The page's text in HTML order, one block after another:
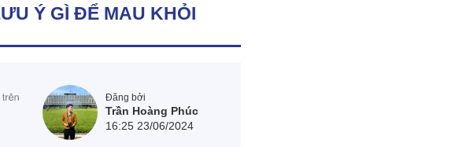
Ý GÌ ĐỂ MAU KHỎI
Đăng bởi
Trần Hoàng Phúc
16:25 23/06/2024